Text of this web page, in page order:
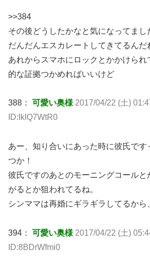
>>384
その後どうしたかなと気になってまし
だんだんエスカレートしてきてるんだ
あれからスマホにロックとかかけられ
的な証拠つかめればいいけど
388： 可愛い奥様 2017/04/22 (土)
ID:IkIQ7WtR0
あー、知り合いにあった時に彼氏で
つか！
彼氏ですのあとのモーニングコールと
がるとか狙われてるね。
シンママは再婚にギラギラしてるから
394： 可愛い奥様 2017/04/22 (土)
ID:8BDrWfmi0